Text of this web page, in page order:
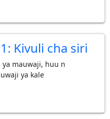
Kivuli cha siri
mauwaji, huu n
ya kale